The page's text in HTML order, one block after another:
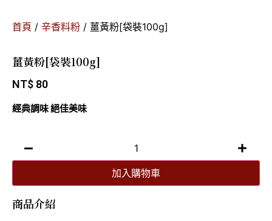
首頁 / 辛香料粉 / 薑黃粉[袋裝100g]
薑黃粉[袋裝100g]
NT$ 80
經典調味 絕佳美味
加入購物車
商品介紹